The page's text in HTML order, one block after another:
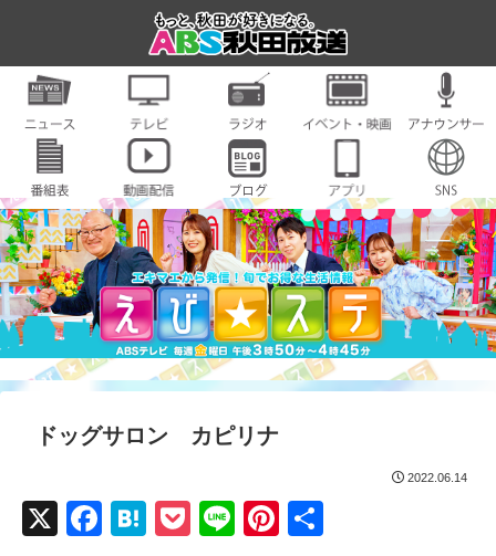
ドッグサロン カピリナ
2022.06.14
X
F
H
P
Li
Pi